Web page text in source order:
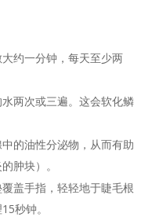
约一分钟，每天至少两
两次或三遍。这会软化鳞
的油性分泌物，从而有助
肿块）。
盖手指，轻轻地于睫毛根
秒钟。